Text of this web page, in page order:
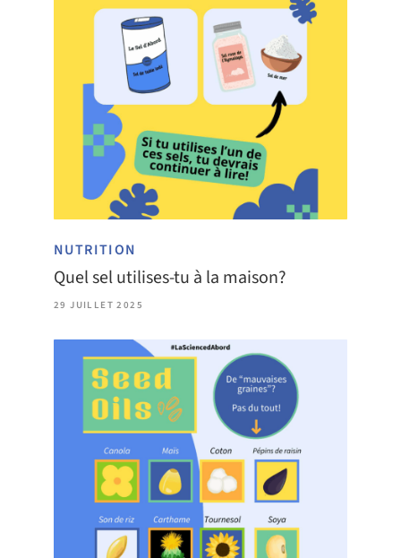
NUTRITION
Quel sel utilises-tu à la maison?
29 JUILLET 2025